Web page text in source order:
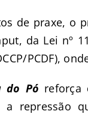
de praxe, o
da Lei nº
PCDF),
do Pó reforça
a repressão